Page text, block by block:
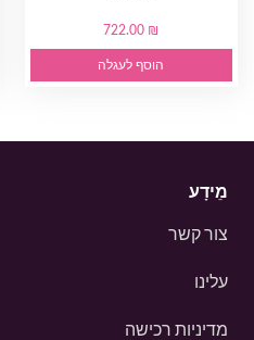
722.00 ₪
הוסף לעגלה
מֵידָע
צור קשר
עלינו
מדיניות רכישה